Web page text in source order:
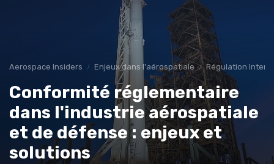
Aerospace Insiders Enjeux dans l'aérospatiale Régulation
Conformité réglementaire
dans l'industrie aérospatiale
et de défense : enjeux et
solutions